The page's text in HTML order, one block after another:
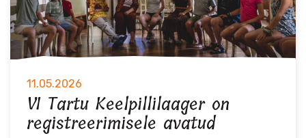
11.05.2026
VI Tartu Keelpillilaager on
registreerimisele avatud